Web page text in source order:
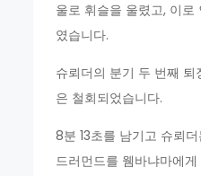
울로 휘슬을 울렸고, 이로
였습니다.
슈뢰더의 분기 두 번째
은 철회되었습니다.
8분 13초를 남기고 슈뢰
드러먼드를 웸바냐마에